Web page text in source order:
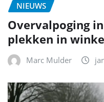
NIEUWS
Overvalpoging
plekken in
Marc Mulder